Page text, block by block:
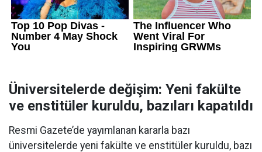
Üniversitelerde değişim: Yeni fakülte
ve enstitüler kuruldu, bazıları kapatıldı
Resmi Gazete’de yayımlanan kararla bazı
üniversitelerde yeni fakülte ve enstitüler kuruldu, bazı